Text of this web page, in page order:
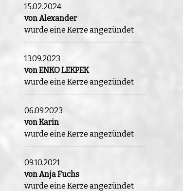
15.02.2024
von Alexander
wurde eine Kerze angezündet
13.09.2023
von ENKO LEKPEK
wurde eine Kerze angezündet
06.09.2023
von Karin
wurde eine Kerze angezündet
09.10.2021
von Anja Fuchs
wurde eine Kerze angezündet